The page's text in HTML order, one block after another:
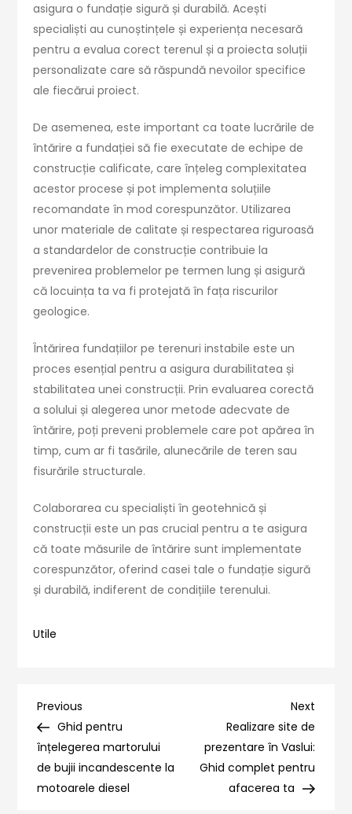
asigura o fundație sigură și durabilă. Acești
specialiști au cunoștințele și experiența necesară
pentru a evalua corect terenul și a proiecta soluții
personalizate care să răspundă nevoilor specifice
ale fiecărui proiect.
De asemenea, este important ca toate lucrările de
întărire a fundației să fie executate de echipe de
construcție calificate, care înțeleg complexitatea
acestor procese și pot implementa soluțiile
recomandate în mod corespunzător. Utilizarea
unor materiale de calitate și respectarea riguroasă
a standardelor de construcție contribuie la
prevenirea problemelor pe termen lung și asigură
că locuința ta va fi protejată în fața riscurilor
geologice.
Întărirea fundațiilor pe terenuri instabile este un
proces esențial pentru a asigura durabilitatea și
stabilitatea unei construcții. Prin evaluarea corectă
a solului și alegerea unor metode adecvate de
întărire, poți preveni problemele care pot apărea în
timp, cum ar fi tasările, alunecările de teren sau
fisurările structurale.
Colaborarea cu specialiști în geotehnică și
construcții este un pas crucial pentru a te asigura
că toate măsurile de întărire sunt implementate
corespunzător, oferind casei tale o fundație sigură
și durabilă, indiferent de condițiile terenului.
Utile
Navigare
în
articole
Previous
Post
Previous
Ghid pentru
înțelegerea martorului
de bujii incandescente la
motoarele diesel
Next
Post
Next
Realizare site de
prezentare în Vaslui:
Ghid complet pentru
afacerea ta